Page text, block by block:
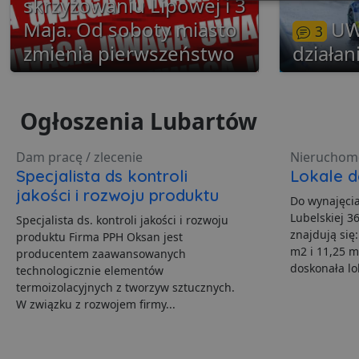
skrzyżowaniu Lipowej i 3
Maja. Od soboty miasto
zmienia pierwszeństwo
3
Ogłoszenia Lubartów
Dam pracę / zlecenie
Specjalista ds kontroli
jakości i rozwoju produktu
Specjalista ds. kontroli jakości i rozwoju
produktu Firma PPH Oksan jest
producentem zaawansowanych
technologicznie elementów
termoizolacyjnych z tworzyw sztucznych.
W związku z rozwojem firmy...
Lokale
Do
Lubelskiej
znajdują
m2 i 11,25
doskonała
Niezbędne
zarządzanie kontem.
CookieScriptConsent